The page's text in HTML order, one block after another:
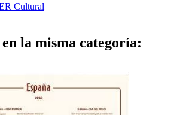
Cultural
la misma categoría: